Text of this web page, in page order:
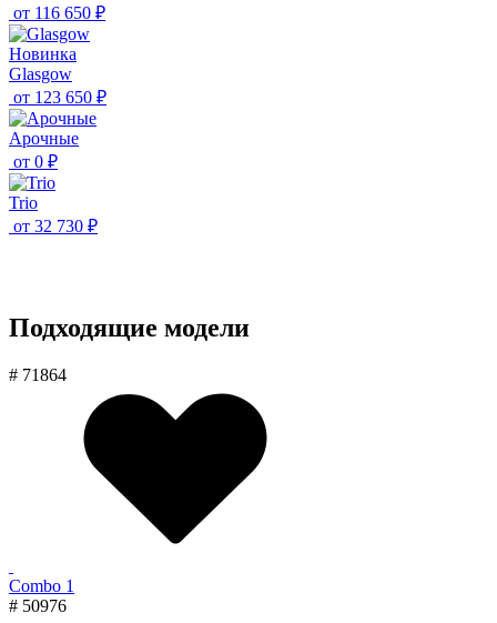
от 116 650 ₽
Новинка
Glasgow
от 123 650 ₽
Aрочные
от 0 ₽
Trio
от 32 730 ₽
Подходящие модели
# 71864
Combo 1
# 50976